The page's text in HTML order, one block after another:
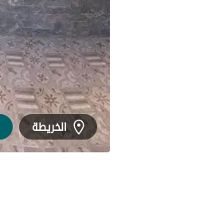
الخريطة